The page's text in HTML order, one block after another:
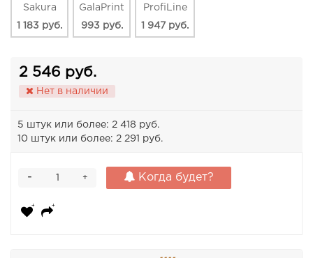
Sakura
1 183 руб.
GalaPrint
993 руб.
ProfiLine
1 947 руб.
2 546 руб.
Нет в наличии
5 штук или более: 2 418 руб.
10 штук или более: 2 291 руб.
+
- Когда будет?